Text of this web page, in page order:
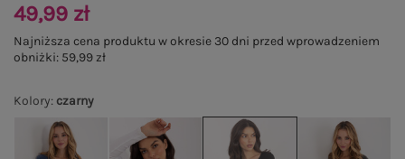
Kolory: czarny
49,99 zł
Najniższa cena produktu w okresie 30 dni przed wprowadzeniem
obniżki: 59,99 zł